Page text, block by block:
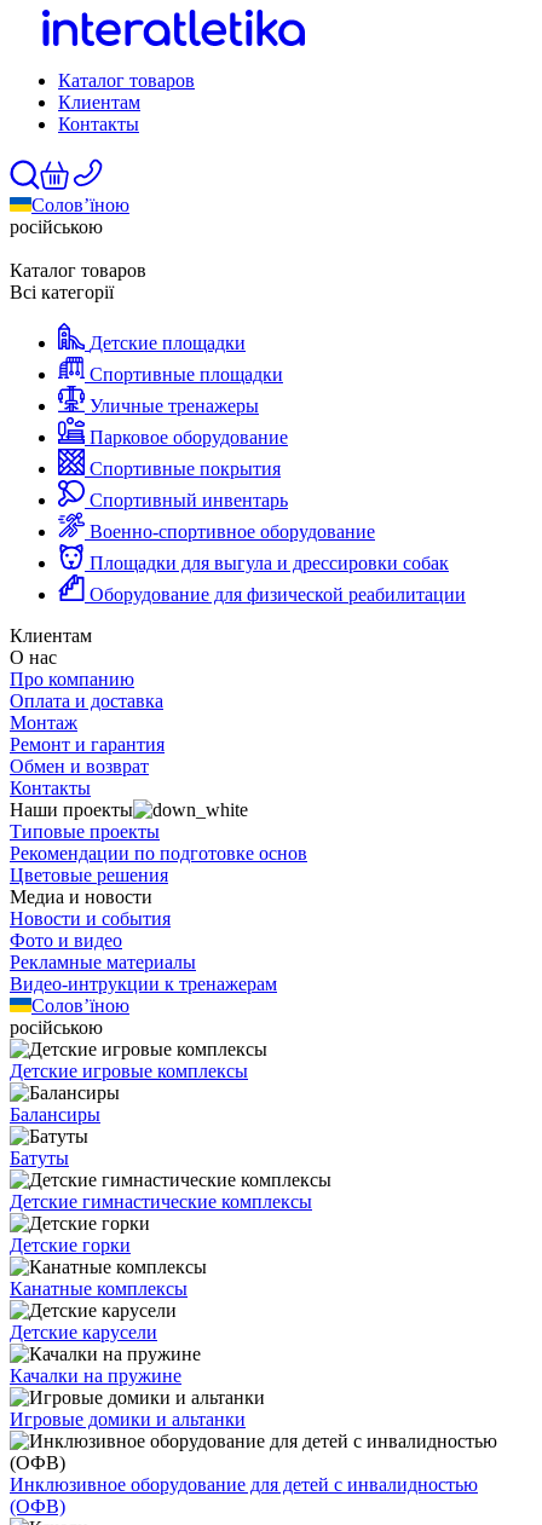
Каталог товаров
Клиентам
Контакты
Солов’їною
російською
Каталог товаров
Всі категорії
Детские площадки
Спортивные площадки
Уличные тренажеры
Парковое оборудование
Спортивные покрытия
Спортивный инвентарь
Военно-спортивное оборудование
Площадки для выгула и дрессировки собак
Оборудование для физической реабилитации
Клиентам
О нас
Про компанию
Оплата и доставка
Монтаж
Ремонт и гарантия
Обмен и возврат
Контакты
Наши проекты
Типовые проекты
Рекомендации по подготовке основ
Цветовые решения
Медиа и новости
Новости и события
Фото и видео
Рекламные материалы
Видео-интрукции к тренажерам
Солов’їною
російською
Детские игровые комплексы
Балансиры
Батуты
Детские гимнастические комплексы
Детские горки
Канатные комплексы
Детские карусели
Качалки на пружине
Игровые домики и альтанки
Инклюзивное оборудование для детей с инвалидностью
(ОФВ)